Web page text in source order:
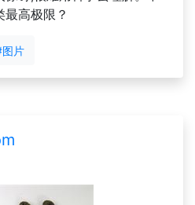
高极限？
片